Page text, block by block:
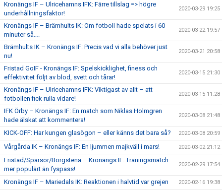
Kronängs IF – Ulricehamns IFK: Färre tillslag => högre
underhållningsfaktor!
2020-03-29 19:25
Kronängs IF – Brämhults IK: Om fotboll hade spelats i 60
minuter så….
2020-03-22 19:57
Brämhults IK – Kronängs IF: Precis vad vi alla behöver just
nu!
2020-03-21 20:58
Fristad GoIF - Kronängs IF: Spelskicklighet, finess och
effektivitet följt av blod, svett och tårar!
2020-03-15 21:30
Kronängs IF – Ulricehamns IFK: Viktigast av allt – att
fotbollen fick rulla vidare!
2020-03-15 11:28
IFK Örby – Kronängs IF: En match som Niklas Holmgren
hade älskat att kommentera!
2020-03-08 21:48
KICK-OFF: Har kungen glasögon – eller känns det bara så? 2020-03-08 20:59
Vårgårda IK – Kronängs IF: En ljummen majkväll i mars! 2020-03-02 21:12
Fristad/Sparsör/Borgstena – Kronängs IF: Träningsmatch
mer populärt än fyspass!
2020-02-29 17:54
Kronängs IF – Mariedals IK: Reaktionen i halvtid var grejen 2020-02-16 19:38